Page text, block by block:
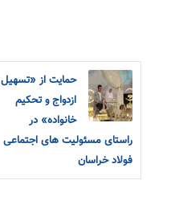
حمایت از «تسهیل
ازدواج و تحکیم
خانواده» در
راستای مسئولیت های اجتماعی
فولاد خراسان